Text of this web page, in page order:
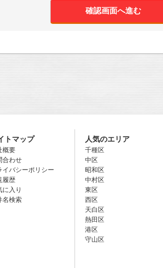
トマップ
概要
合わせ
イバシーポリシー
履歴
に入り
名検索
人気のエリア
千種区
中区
昭和区
中村区
東区
西区
天白区
熱田区
港区
守山区